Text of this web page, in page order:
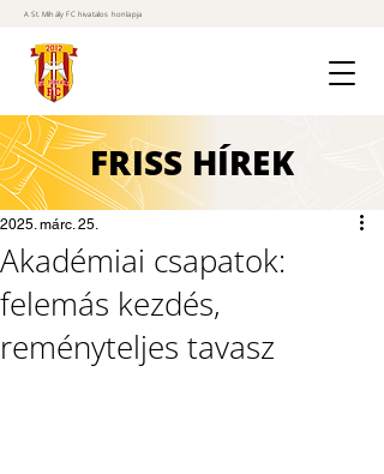
A St. Mihály FC hivatalos honlapja
FRISS HÍREK
Akadémiai csapatok:
felemás kezdés,
reményteljes tavasz
2025. márc. 25.